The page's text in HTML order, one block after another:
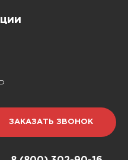
ЗАКАЗАТЬ ЗВОНОК